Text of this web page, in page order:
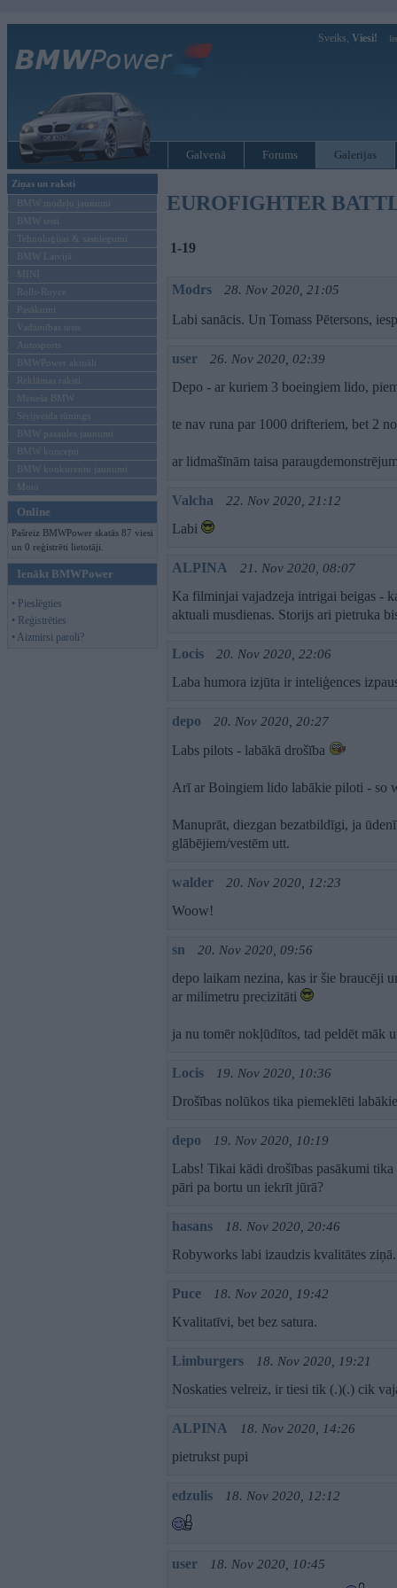
Sveiks, Viesi!
Galvenā Forums Galerijas
Ziņas un raksti
BMW modeļu jaunumi
BMW testi
Tehnoloģijas & sasniegumi
BMW Latvijā
MINI
Rolls-Royce
Pasākumi
Vadāmības tests
Autosports
BMWPower aktuāli
Reklāmas raksti
Mēneša BMW
Sērijveida tūnings
BMW pasaules jaunumi
BMW koncepti
BMW konkurentu jaunumi
Moto
Online
Pašreiz BMWPower skatās 87 viesi
un 0 reģistrēti lietotāji.
Ienākt BMWPower
• Pieslēgties
• Reģistrēties
• Aizmirsi paroli?
EUROFIGHTER
1-19
Modrs 28. Nov 2020, 21:05
Labi sanācis. Un Tomass Pētersons,
user 26. Nov 2020, 02:39
Depo - ar kuriem 3 boeingiem lido,
te nav runa par 1000 drifteriem, bet 2
ar lidmašīnām taisa
Valcha 22. Nov 2020, 21:12
Labi
ALPINA 21. Nov 2020, 08:07
Ka filminjai vajadzeja intrigai beigas -
aktuali musdienas. Storijs ari pietruka
Locis 20. Nov 2020, 22:06
Laba humora izjūta ir inteliģences
depo 20. Nov 2020, 20:27
Labs pilots - labākā drošība
Arī ar Boingiem lido labākie piloti - so
Manuprāt, diezgan bezatbildīgi, ja
glābējiem/vestēm utt.
walder 20. Nov 2020, 12:23
Woow!
sn 20. Nov 2020, 09:56
depo laikam nezina, kas ir šie braucēji
ar milimetru precizitāti
ja nu tomēr nokļūdītos, tad peldēt māk
Locis 19. Nov 2020, 10:36
Drošības nolūkos tika piemeklēti
depo 19. Nov 2020, 10:19
Labs! Tikai kādi drošības pasākumi
pāri pa bortu un iekrīt jūrā?
hasans 18. Nov 2020, 20:46
Robyworks labi izaudzis kvalitātes
Puce 18. Nov 2020, 19:42
Kvalitatīvi, bet bez satura.
Limburgers 18. Nov 2020, 19:21
Noskaties velreiz, ir tiesi tik (.)(.) cik
ALPINA 18. Nov 2020, 14:26
pietrukst pupi
edzulis 18. Nov 2020, 12:12
user 18. Nov 2020, 10:45